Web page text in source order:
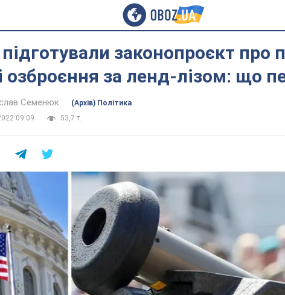
законопроєкт про
озброєння за ленд-лізом: що
Семенюк
(Архів) Політика
09:09
53,7 т.